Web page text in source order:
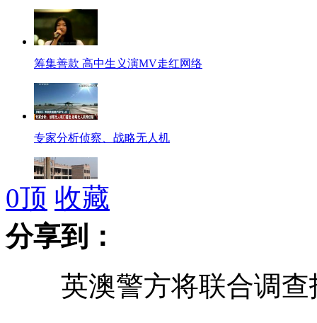
筹集善款 高中生义演MV走红网络
专家分析侦察、战略无人机
拍客：学校占地20亩搁浅3年多
"最美新娘"的遗愿 爱心人士共同实现
0顶 收藏
分享到：
英澳警方将联合调查